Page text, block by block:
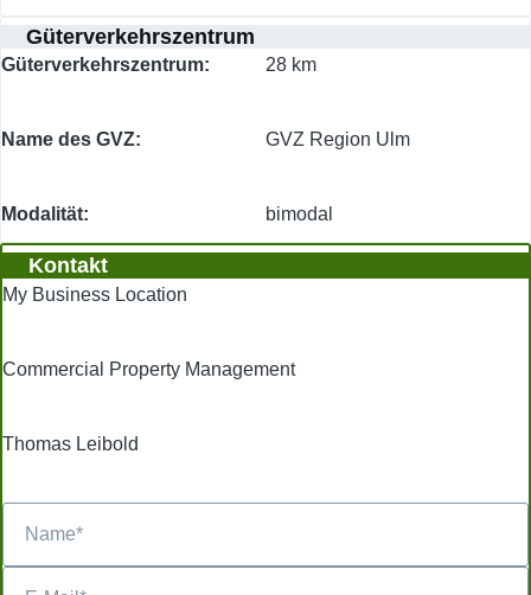
Güterverkehrszentrum
Güterverkehrszentrum 28 km
Name des GVZ GVZ Region Ulm
Modalität bimodal
Kontakt
My Business Location
Commercial Property Management
Thomas Leibold